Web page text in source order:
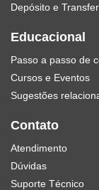
Depósito e
Educacional
Passo a passo de
Cursos e Eventos
Sugestões
Contato
Atendimento
Dúvidas
Suporte Técnico